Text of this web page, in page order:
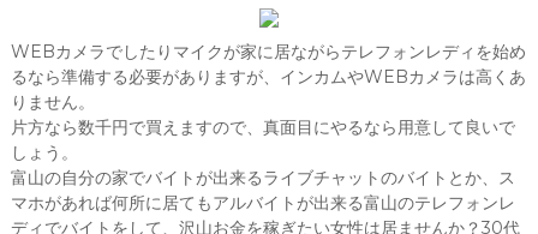
WEBカメラでしたりマイクが家に居ながらテレフォンレディを始め
るなら準備する必要がありますが、インカムやWEBカメラは高くあ
りません。
片方なら数千円で買えますので、真面目にやるなら用意して良いで
しょう。
富山の自分の家でバイトが出来るライブチャットのバイトとか、ス
マホがあれば何所に居てもアルバイトが出来る富山のテレフォンレ
ディでバイトをして、沢山お金を稼ぎたい女性は居ませんか？30代